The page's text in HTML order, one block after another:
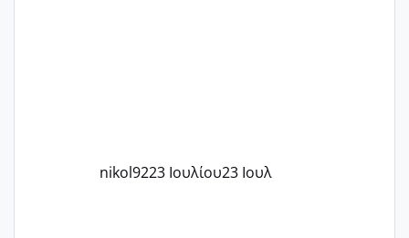
nikol9223 Ιουλίου23 Ιουλ